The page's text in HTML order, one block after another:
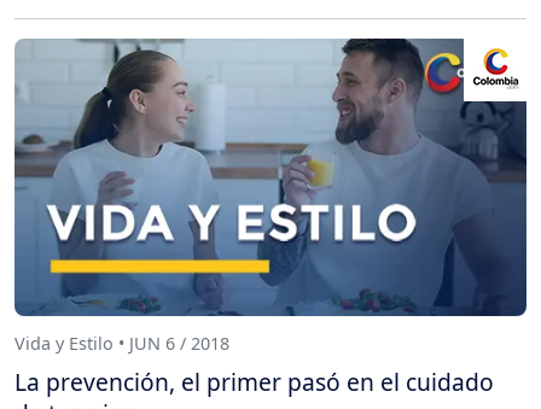
Vida y Estilo • JUN 6 / 2018
La prevención, el primer pasó en el cuidado